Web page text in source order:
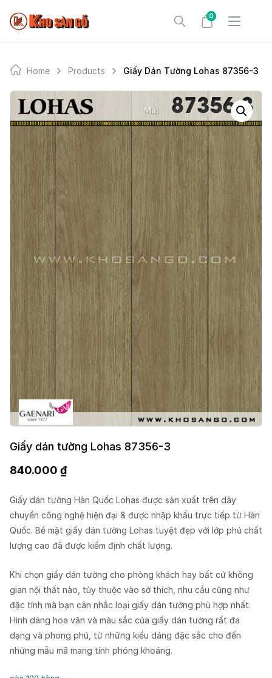
0
Home Products Giấy Dán Tường Lohas 87356-3
Giấy dán tường Lohas 87356-3
840.000 ₫
Giấy dán tường Hàn Quốc Lohas được sản xuất trên dây
chuyền công nghệ hiện đại & được nhập khẩu trực tiếp từ Hàn
Quốc. Bề mặt giấy dán tường Lohas tuyệt đẹp với lớp phủ chất
lượng cao đã được kiểm định chất lượng.
Khi chọn giấy dán tường cho phòng khách hay bất cứ không
gian nội thất nào, tùy thuộc vào sở thích, nhu cầu cũng như
đặc tính mà bạn cân nhắc loại giấy dán tường phù hợp nhất.
Hình dáng hoa văn và màu sắc của giấy dán tường rất đa
dạng và phong phú, từ những kiểu dáng đặc sắc cho đến
những mẫu mã mang tính phóng khoáng.